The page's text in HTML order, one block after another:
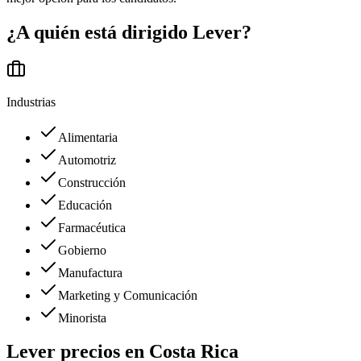
¿A quién está dirigido Lever?
Industrias
Alimentaria
Automotriz
Construcción
Educación
Farmacéutica
Gobierno
Manufactura
Marketing y Comunicación
Minorista
Lever precios en Costa Rica